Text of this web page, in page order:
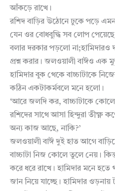
আঁকড়ে রাখে।
রশিদ বাড়ির উঠোনে ঢুকে পড়ে
যেন ওর বোধবুদ্ধি সব লোপ
বলার দরকার পড়লো
প্রশ্ন করার। জলওয়ালী বাঈও এক
হামিদার বুক থেকে বাচ্চাটাকে
কঠিন একটাকর্মবলে মনে হলো।
‘আরে জলদি কর, বাচ্চাটাকে কোলে
রশিদের সাথে আসা হিন্দুরা তীক্ষ্ণ
অন্য কাজ আছে, নাকি?’
জলওয়ালী বাঈ দুই হাত আগে
বাচ্চাটা নিজ কোলে তুলে নেয়।
করে ধরে রাখে। হামিদার মনে
জান নিয়ে যাচ্ছে। হামিদার